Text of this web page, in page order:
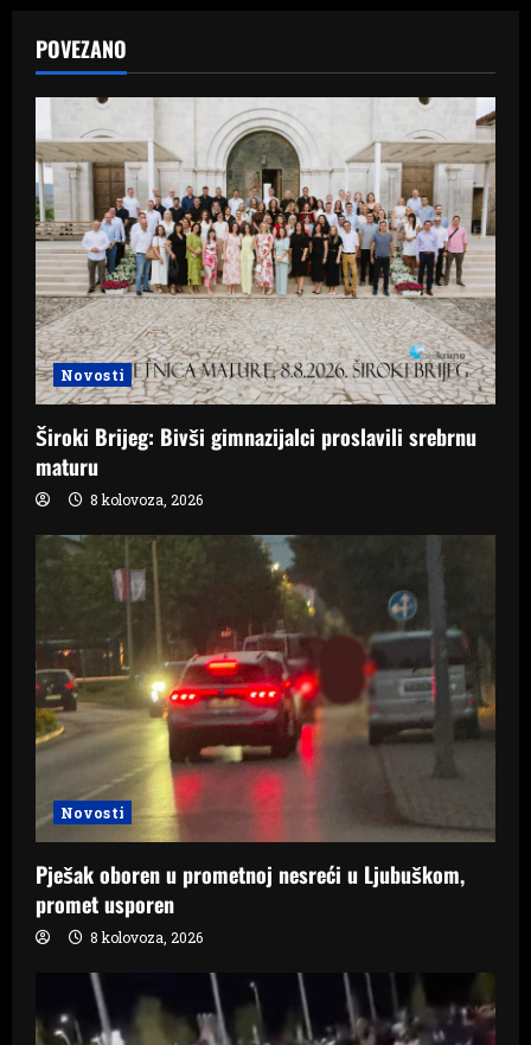
a
v
i
g
a
t
i
o
n
POVEZANO
Novosti
Široki Brijeg: Bivši gimnazijalci proslavili srebrnu
maturu
8 kolovoza, 2026
Novosti
Pješak oboren u prometnoj nesreći u Ljubuškom,
promet usporen
8 kolovoza, 2026